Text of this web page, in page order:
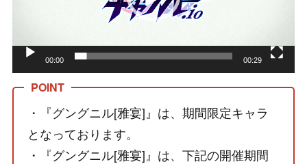
ー
00:00 00:29
・『グングニル[雅宴]』は、期間限定キャラ
となっております。
・『グングニル[雅宴]』は、下記の開催期間